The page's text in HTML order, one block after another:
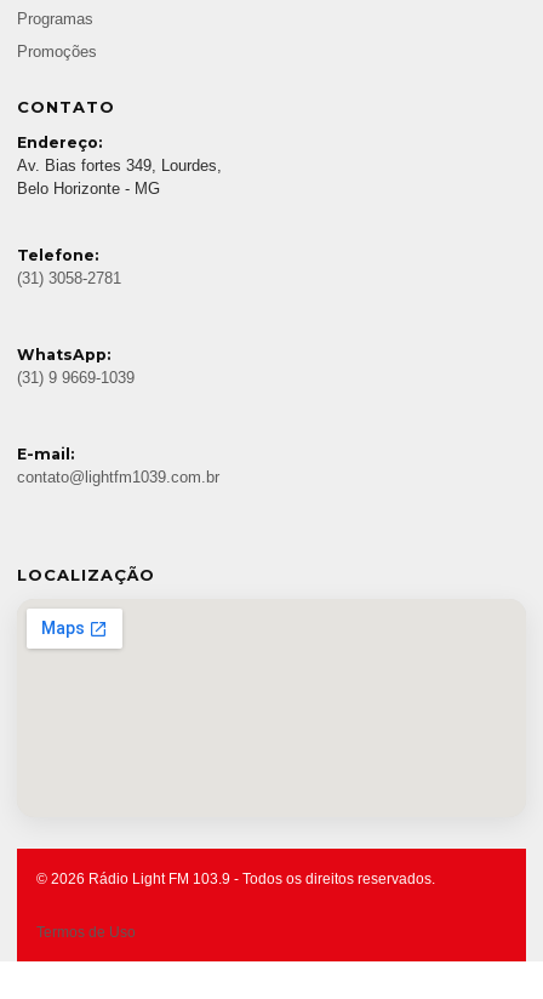
Programas
Promoções
CONTATO
Endereço:
Av. Bias fortes 349, Lourdes,
Belo Horizonte - MG
Telefone:
(31) 3058-2781
WhatsApp:
(31) 9 9669-1039
E-mail:
contato@lightfm1039.com.br
LOCALIZAÇÃO
© 2026 Rádio Light FM 103.9 - Todos os direitos reservados.
Termos de Uso